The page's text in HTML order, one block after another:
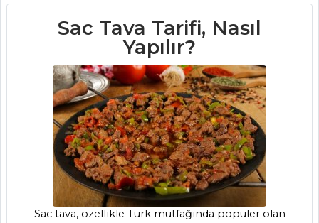
Survivor Tarifi,
Nasıl Yapılır?
Kuru Meyveli
Dolma Tarifi Tarifi,
Nasıl Yapılır?
Masterchef Tüm
Tarifleri
MEZELER VE
SOSLAR
Sac Tava Tarifi, Nasıl
Yapılır?
Sac tava, özellikle Türk mutfağında popüler olan